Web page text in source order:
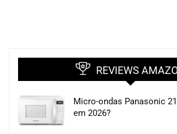
REVIEWS
Micro-ondas Panasonic
em 2026?